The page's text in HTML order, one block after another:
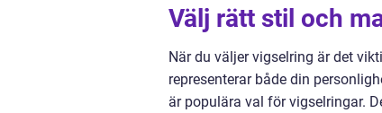
Välj rätt stil och
När du väljer vigselring är det
representerar både din
är populära val för vigselringar.